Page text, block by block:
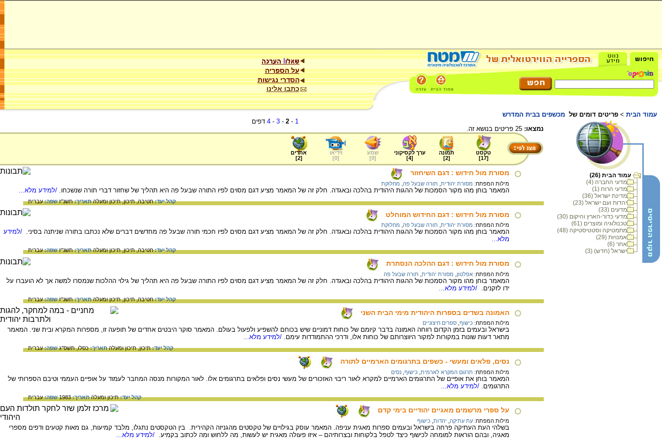
על הספריה
הסדרי נגישות
כתבו אלינו
עמוד הבית > פריטים דומים של מכשפים בבית המדרש
עמוד הבית (26)
מדעי החברה (4)
מדעי הרוח (1)
מדינת ישראל (36)
יהדות ועם ישראל (23)
מדעים (33)
מדעי כדור-הארץ והיקום (30)
טכנולוגיה ומוצרים (61)
מתמטיקה וסטטיסטיקה (48)
אמנויות (29)
אחר (6)
ישראל (חדש) (3)
1
-
2
-
3
-
4 דפים
נמצאו:
טקסט
[
17
]
תמונה
[
2
]
ערך לקסיקוני
[
4
]
שמע
[
0
]
וידיאו
[
0
]
אתרים
[
2
]
מסורת מול חידוש : דגם השיחזור
מילות המפתח: מסורת יהודית תורה שבעל פה מחלוקת
המאמר בוחן מהו מקור הסמכות של ההגות היהודית בהלכה ובאגדה. חלק זה של המאמר מציע דגם מסוים לפיו התורה שבעל פה היא תהליך של שחזור דברי תורה שנשכחו. /למידע מלא...
קהל יעד:חטיבה,תיכון,תיכון ומעלהתאריך:תשנ"זשפה:עברית
מסורת מול חידוש : דגם החידוש המוחלט
מילות המפתח: מסורת יהודית תורה שבעל פה מחלוקת
המאמר בוחן מהו מקור הסמכות של ההגות היהודית בהלכה ובאגדה. חלק זה של המאמר מציע דגם מסוים לפיו חכמי תורה שבעל פה מחדשים דברים שלא נכתבו בתורה שניתנה בסיני. /למידע
מלא...
קהל יעד:חטיבה,תיכון,תיכון ומעלהתאריך:תשנ"זשפה:עברית
מסורת מול חידוש : דגם ההלכה הנסתרת
מילות המפתח: אפלטון מסורת יהודית תורה שבעל פה
המאמר בוחן מהו מקור הסמכות של ההגות היהודית בהלכה ובאגדה. חלק זה של המאמר מציע דגם מסוים לפיו התורה שבעל פה היא תהליך של גילוי ההלכות שנמסרו למשה אך לא הועברו על
ידו לזקנים.
/למידע מלא...
קהל יעד:חטיבה,תיכון,תיכון ומעלהתאריך:תשנ"זשפה:עברית
האמונה בשדים בספרות היהודית מימי הבית השני
מילות המפתח: כישוף ספרים חיצוניים
בישראל ובעמים בזמן הקדום רווחה האמונה בדבר קיומם של כוחות דמוניים שיש בכוחם להשפיע ולפעול בעולם. המאמר סוקר היבטים אחדים של תופעה זו, מספרות המקרא ובית שני. המאמר
מתאר דעות שונות במקורות למקור היווצרותם של כוחות אלו, ודרכי ההתמודדות עימם. /למידע מלא...
קהל יעד:תיכון,תיכון ומעלהתאריך:כסלו, תשס"גשפה:עברית
נסים, פלאים ומעשי - כשפים בתרגומים הארמיים לתורה
מילות המפתח: תרגום המקרא לארמית כישוף נסים
המאמר בוחן את אופיים של התרגומים הארמיים למקרא לאור ריבוי האזכורים של מעשי נסים ופלאים בתרגומים אלו. לאור המקורות מנסה המחבר לעמוד על אופיים העממי וטיבם הספרותי של
התרגומים. /למידע מלא...
קהל יעד:תיכון ומעלהתאריך:1983 שפה:עברית
על ספרי מרשמים מאגיים יהודיים בימי קדם
מילות המפתח: עת עתיקה יהדות כישוף
בשלהי העת העתיקה פרחה בישראל ובעמים ספרות מאגית עניפה. המאמר עוסק בגילויים של טקסטים מהגניזה הקהירית. בין הטקסטים נתגלו, מלבד קמיעות, גם מאות קטעים ודפים מספרי
מאגיה, ובהם הוראות למומחה לכישוף כיצד לטפל בלקוחות ובצרותיהם – איזו פעולה מאגית יש לעשות, מה ללחוש ומה לכתוב בקמיע.
/למידע מלא...